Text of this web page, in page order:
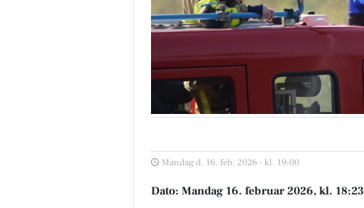
Mandag d. 16. feb. 2026 - kl. 19:00
Dato: Mandag 16. februar 2026, kl. 18:23